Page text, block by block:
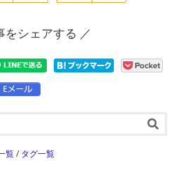
へ
をシェアする ／
覧/タグ一覧